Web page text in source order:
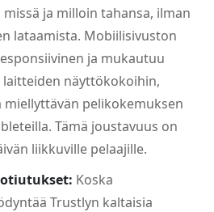
ja milloin tahansa, ilman
lataamista. Mobiilisivuston
ja mukautuu
näyttökokoihin,
pelikokemuksen
Tämä joustavuus on
liikkuville pelaajille.
Koska
Trustlyn kaltaisia